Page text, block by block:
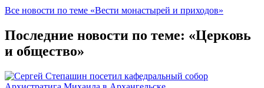
Все новости по теме «Вести монастырей и приходов»
Последние новости по теме: «Церковь
и общество»